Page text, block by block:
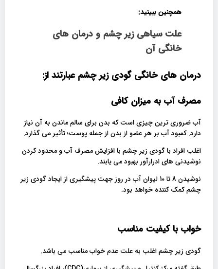
همچنین ببینید:
علت سیاهی زیر چشم و درمان های
خانگی آن
درمان های خانگی گودی زیر چشم عبارتند از:
مصرف آب به میزان کافی
آب ضروری ترین چیزی است که بدن برای سالم ماندن به آن نیاز
دارد. کمبود آب بر هر عضو از بدن از جمله پوست؛ تأثیر می گذارد.
اغلب افراد با گودی زیر چشم با افزایش مصرف آب و محدود کردن
نوشیدنی های ادرارآور بهبود می یابند.
نوشیدن 8 تا 10 لیوان آب در روز جهت پیشگیری از ایجاد گودی زیر
چشم کمک کننده خواهد بود.
خواب با کیفیت مناسب
گودی زیر چشم اغلب به علت عدم خواب مناسب می باشد.